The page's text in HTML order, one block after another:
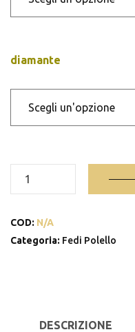
diamante
anello
COD: N/A
Categoria: Fedi Polello
DESCRIZIONE